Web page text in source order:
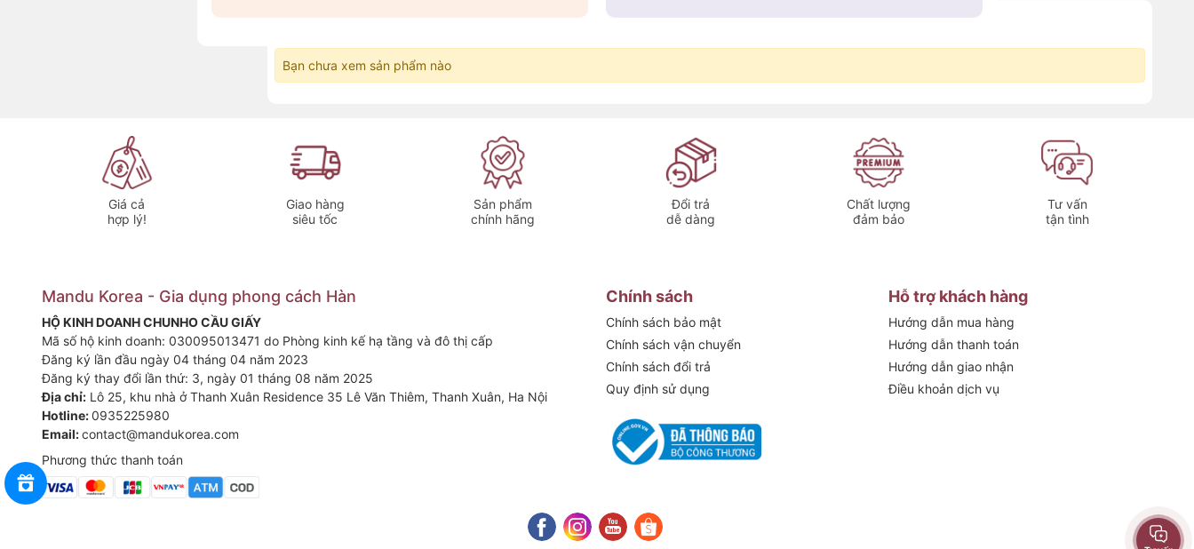
Bạn chưa xem sản phẩm nào
Giá cả
hợp lý!
Giao hàng
siêu tốc
Sản phẩm
chính hãng
Đổi trả
dễ dàng
Chất lượng
đảm bảo
Tư vấn
tận tình
Mandu Korea - Gia dụng phong cách Hàn
HỘ KINH DOANH CHUNHO CẦU GIẤY
Mã số hộ kinh doanh: 030095013471 do Phòng kinh kế hạ tầng và đô thị cấp
Đăng ký lần đầu ngày 04 tháng 04 năm 2023
Đăng ký thay đổi lần thứ: 3, ngày 01 tháng 08 năm 2025
Địa chỉ: Lô 25, khu nhà ở Thanh Xuân Residence 35 Lê Văn Thiêm, Thanh Xuân, Ha Nội
Hotline:0935225980
Email:contact@mandukorea.com
Phương thức thanh toán
Chính sách
Chính sách bảo mật
Chính sách vận chuyển
Chính sách đổi trả
Quy định sử dụng
Hỗ trợ khách hàng
Hướng dẫn mua hàng
Hướng dẫn thanh toán
Hướng dẫn giao nhận
Điều khoản dịch vụ